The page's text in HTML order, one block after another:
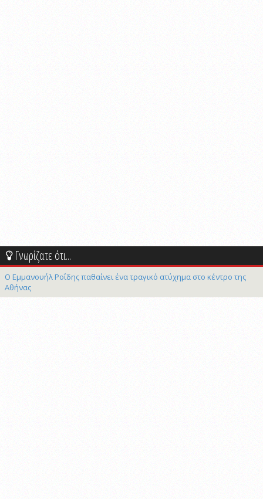
Γνωρίζατε ότι...
Ο Εμμανουήλ Ροΐδης παθαίνει ένα τραγικό ατύχημα στο κέντρο της
Αθήνας